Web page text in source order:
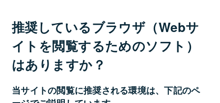
推奨しているブラウザ（Webサ
イトを閲覧するためのソフト）
はありますか？
当サイトの閲覧に推奨される環境は、下記のペ